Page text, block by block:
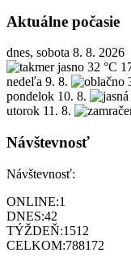
Aktuálne počasie
dnes, sobota 8. 8. 2026
32 °C
nedeľa 9. 8.
pondelok 10. 8.
utorok 11. 8.
Návštevnosť
Návštevnosť:
ONLINE:1
DNES:42
TÝŽDEŇ:1512
CELKOM:788172